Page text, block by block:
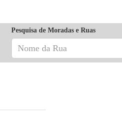
Pesquisa de Moradas e Ruas